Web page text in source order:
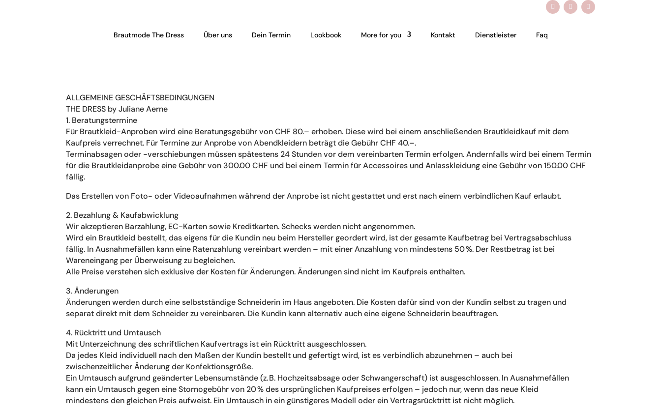
Brautmode The Dress Über uns Dein Termin Lookbook More for you Kontakt Dienstleister Faq
ALLGEMEINE GESCHÄFTSBEDINGUNGEN
THE DRESS by Juliane Aerne
1. Beratungstermine
Für Brautkleid-Anproben wird eine Beratungsgebühr von CHF 80.– erhoben. Diese wird bei einem anschließenden Brautkleidkauf mit dem
Kaufpreis verrechnet. Für Termine zur Anprobe von Abendkleidern beträgt die Gebühr CHF 40.–.
Terminabsagen oder -verschiebungen müssen spätestens 24 Stunden vor dem vereinbarten Termin erfolgen. Andernfalls wird bei einem Termin
für die Brautkleidanprobe eine Gebühr von 300.00 CHF und bei einem Termin für Accessoires und Anlasskleidung eine Gebühr von 150.00 CHF
fällig.
Das Erstellen von Foto- oder Videoaufnahmen während der Anprobe ist nicht gestattet und erst nach einem verbindlichen Kauf erlaubt.
2. Bezahlung & Kaufabwicklung
Wir akzeptieren Barzahlung, EC-Karten sowie Kreditkarten. Schecks werden nicht angenommen.
Wird ein Brautkleid bestellt, das eigens für die Kundin neu beim Hersteller geordert wird, ist der gesamte Kaufbetrag bei Vertragsabschluss
fällig. In Ausnahmefällen kann eine Ratenzahlung vereinbart werden – mit einer Anzahlung von mindestens 50 %. Der Restbetrag ist bei
Wareneingang per Überweisung zu begleichen.
Alle Preise verstehen sich exklusive der Kosten für Änderungen. Änderungen sind nicht im Kaufpreis enthalten.
3. Änderungen
Änderungen werden durch eine selbstständige Schneiderin im Haus angeboten. Die Kosten dafür sind von der Kundin selbst zu tragen und
separat direkt mit dem Schneider zu vereinbaren. Die Kundin kann alternativ auch eine eigene Schneiderin beauftragen.
4. Rücktritt und Umtausch
Mit Unterzeichnung des schriftlichen Kaufvertrags ist ein Rücktritt ausgeschlossen.
Da jedes Kleid individuell nach den Maßen der Kundin bestellt und gefertigt wird, ist es verbindlich abzunehmen – auch bei
zwischenzeitlicher Änderung der Konfektionsgröße.
Ein Umtausch aufgrund geänderter Lebensumstände (z. B. Hochzeitsabsage oder Schwangerschaft) ist ausgeschlossen. In Ausnahmefällen
kann ein Umtausch gegen eine Stornogebühr von 20 % des ursprünglichen Kaufpreises erfolgen – jedoch nur, wenn das neue Kleid
mindestens den gleichen Preis aufweist. Ein Umtausch in ein günstigeres Modell oder ein Vertragsrücktritt ist nicht möglich.